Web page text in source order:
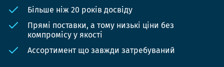
Більше ніж 20 років досвіду
Прямі поставки, а тому низькі ціни без
компромісу у якості
Ассортимент що завжди затребуваний